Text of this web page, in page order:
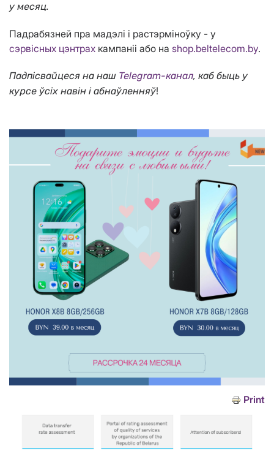
у месяц.
Падрабязней пра мадэлі і растэрміноўку - у
сэрвісных цэнтрах кампаніі або на shop.beltelecom.by.
Падпісвайцеся на наш Telegram-канал, каб быць у
курсе ўсіх навін і абнаўленняў!
Print